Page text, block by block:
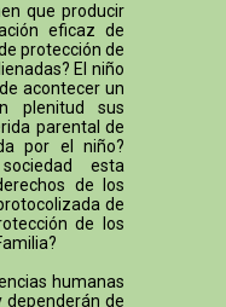
que producir
eficaz de
protección de
El niño
acontecer un
plenitud sus
parental de
por el niño?
esta
de los
de
de los
humanas
dependerán de